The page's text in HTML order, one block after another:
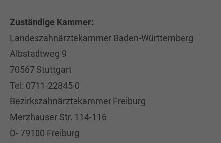
Zuständige Kammer:
Landeszahnärztekammer Baden-Württemberg
Albstadtweg 9
70567 Stuttgart
Tel: 0711-22845-0
Bezirkszahnärztekammer Freiburg
Merzhauser Str. 114-116
D- 79100 Freiburg